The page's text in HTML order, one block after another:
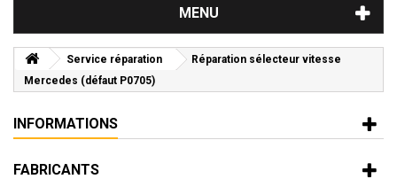
MENU
Service réparation
Réparation sélecteur vitesse
Mercedes (défaut P0705)
INFORMATIONS
FABRICANTS